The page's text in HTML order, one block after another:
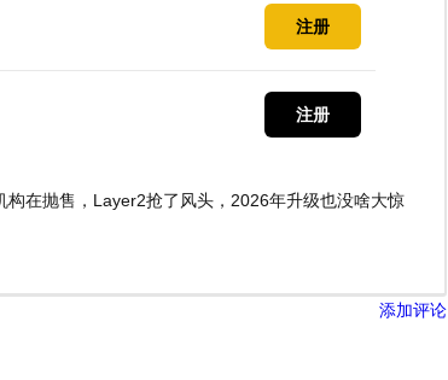
注册
注册
在抛售，Layer2抢了风头，2026年升级也没啥大惊
添加评论